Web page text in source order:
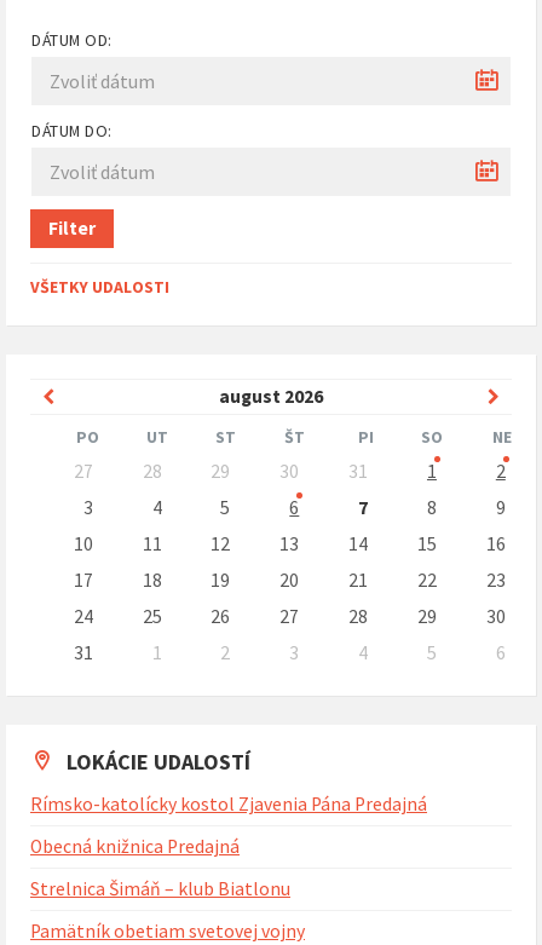
DÁTUM OD:
DÁTUM DO:
Filter
VŠETKY UDALOSTI
august 2026
Predchádzajúci
mesiac
PO UT ST ŠT PI SO NE
Preskočit
kalendárne
27 28 29 30 31 1
2
3
4 5 6 7 8
9
10
11 12 13 14 15
16
17
18 19 20 21 22
23
24
25 26 27 28 29
30
31
1 2 3 4 5
6
na
dni
LOKÁCIE UDALOSTÍ
Rímsko-katolícky kostol Zjavenia Pána Predajná
Obecná knižnica Predajná
Strelnica Šimáň – klub Biatlonu
Pamätník obetiam svetovej vojny